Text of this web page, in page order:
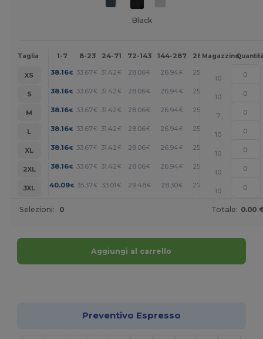
Black
Taglia 1-7 8-23 24-71 72-143 144-287 288 + Altri
Magazzino
XS 38.16€ 33.67€ 31.42 € 28.06€ 26.94 € 25.81
10
S
38.16€ 33.67€ 31.42 € 28.06€ 26.94 € 25.81
10
M
38.16€ 33.67€ 31.42 € 28.06€ 26.94 € 25.81
7
L
38.16€ 33.67€ 31.42 € 28.06€ 26.94 € 25.81
10
XL
38.16€ 33.67€ 31.42 € 28.06€ 26.94 € 25.81
10
2XL
38.16€ 33.67€ 31.42 € 28.06€ 26.94 € 25.81
10
3XL
40.09€ 35.37€ 33.01 € 29.48€ 28.30€ 27.12
10
Selezioni: 0 Totale: 0.00
Aggiungi al carrello
Preventivo Espresso